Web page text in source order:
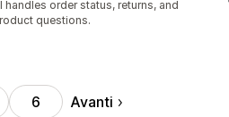
handles order status, returns, and
questions.
6 Avanti